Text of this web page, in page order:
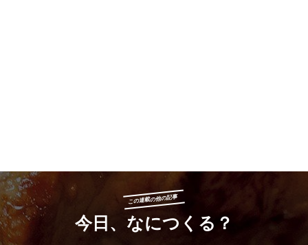
この連載の他の記事
今日、なにつくる？